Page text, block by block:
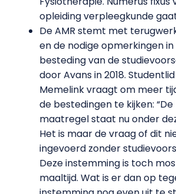
opleiding verpleegkunde
De AMR stemt met
en de nodige opmerkingen
besteding van de
door Avans in 2018.
Memelink vraagt om meer
de bestedingen te kijken:
maatregel staat nu onder
Het is maar de vraag of dit
ingevoerd zonder
Deze instemming is toch
maaltijd. Wat is er dan op